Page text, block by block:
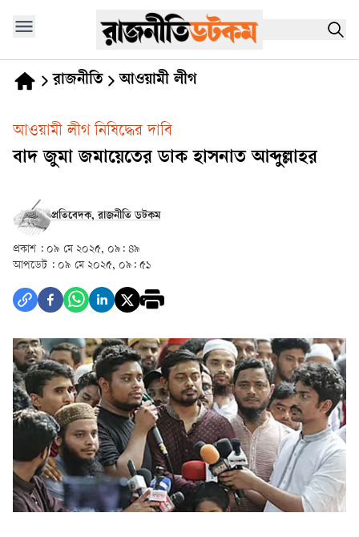
রাজনীতি আওয়ামী লীগ
আওয়ামী লীগ নিষিদ্ধের দাবি
বাদ জুমা জমায়েতের ডাক হাসনাত আব্দুল্লাহর
প্রতিবেদক, রাজনীতি ডটকম
প্রকাশ : ০৯ মে ২০২৫, ০৯: ৪৯
আপডেট : ০৯ মে ২০২৫, ০৯: ৫১